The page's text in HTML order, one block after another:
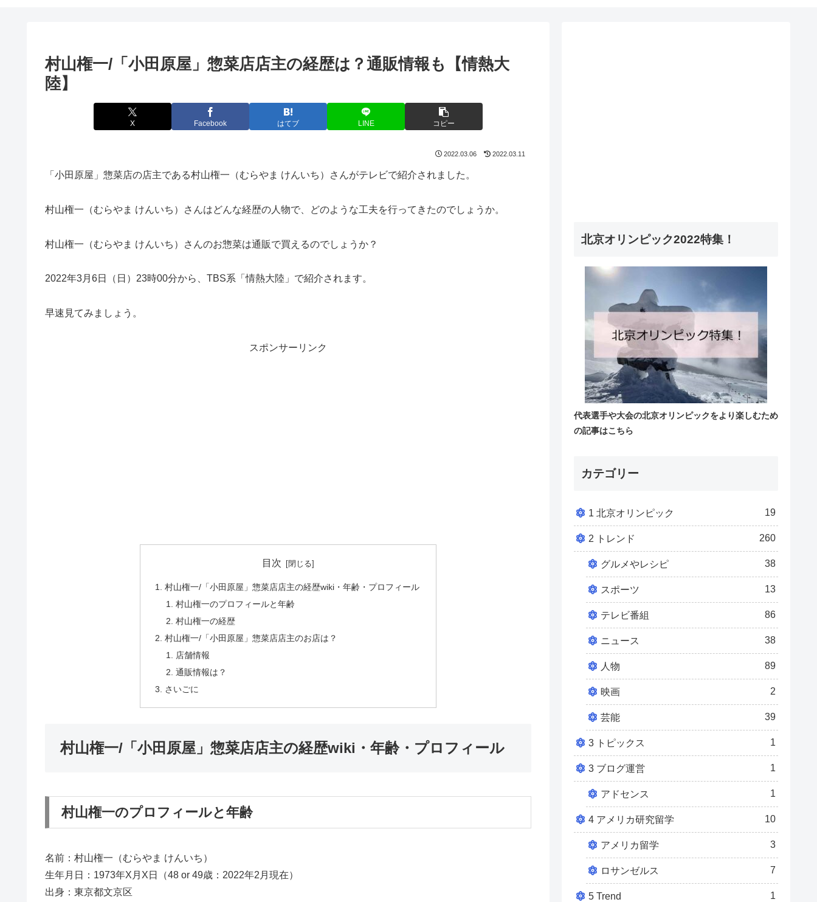
村山権一/「小田原屋」惣菜店店主の経歴は？通販情報も【情熱大
陸】
X Facebook はてブ LINE コピー
2022.03.06 2022.03.11
「小田原屋」惣菜店の店主である村山権一 （むらやま けんいち）さんがテレビで紹介されました。
村山権一（むらやま けんいち）さんはどんな経歴の人物で、どのような工夫を行ってきたのでしょうか。
村山権一（むらやま けんいち）さんのお惣菜は通販で買えるのでしょうか？
2022年3月6日（日） 23時00分から、TBS系「情熱大陸」で紹介されます。
早速見てみましょう。
スポンサーリンク
目次
村山権一/「小田原屋」惣菜店店主の経歴wiki・年齢・プロフィール
村山権一のプロフィールと年齢
村山権一の経歴
村山権一/「小田原屋」惣菜店店主のお店は？
店舗情報
通販情報は？
さいごに
村山権一/「小田原屋」惣菜店店主の経歴wiki・年齢・プロフィール
村山権一のプロフィールと年齢
名前： 村山権一 （むらやま けんいち）
生年月日：1973年X月X日（48 or 49歳：2022年2月現在）
出身：東京都文京区
北京オリンピック2022特集！
代表選手や大会の北京オリンピックをより楽しむため
の記事はこちら
カテゴリー
1 北京オリンピック 19
2 トレンド 260
グルメやレシピ 38
スポーツ 13
テレビ番組 86
ニュース 38
人物 89
映画 2
芸能 39
3 トピックス 1
3 ブログ運営 1
アドセンス 1
4 アメリカ研究留学 10
アメリカ留学 3
ロサンゼルス 7
5 Trend 1